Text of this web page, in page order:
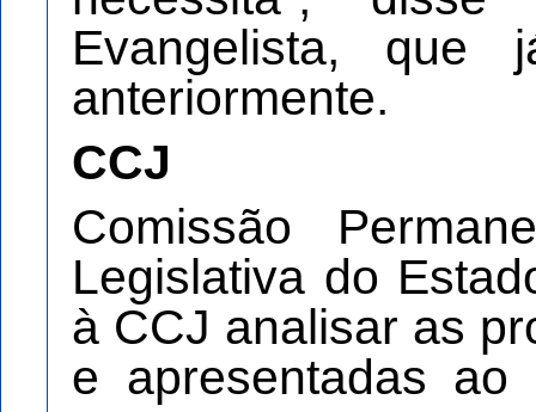
Evangelista,
anteriormente.
CCJ
Comissão
Legislativa do
à CCJ analisar as
e apresentadas ao